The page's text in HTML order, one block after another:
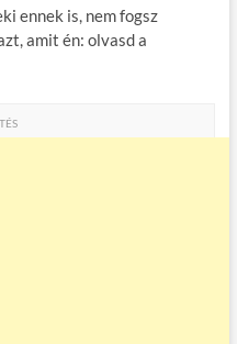
ennek is, nem fogsz
amit én: olvasd a